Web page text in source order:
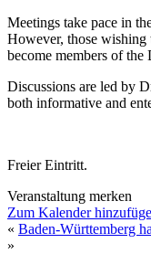
Meetings take pace in
However, those wishing
become members of
Discussions are led by
both informative and
Freier Eintritt.
Veranstaltung merken
Zum Kalender
« Baden-Württemberg
»